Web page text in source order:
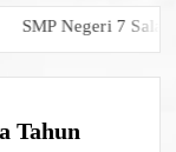
Negeri 7 Salatiga
Tahun